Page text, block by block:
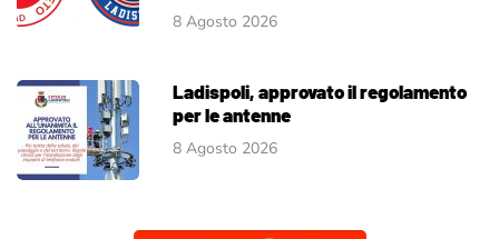
8 Agosto 2026
Ladispoli, approvato il regolamento
per le antenne
8 Agosto 2026